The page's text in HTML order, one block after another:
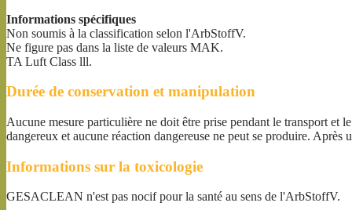
Informations spécifiques
Non soumis à la classification selon l'ArbStoffV.
Ne figure pas dans la liste de valeurs MAK.
TA Luft Class lll.
Durée de conservation et manipulation
Aucune mesure particulière ne doit être prise pendant le transport et
dangereux et aucune réaction dangereuse ne peut se produire.
Informations sur la toxicologie
GESACLEAN n'est pas nocif pour la santé au sens de l'ArbStoffV.